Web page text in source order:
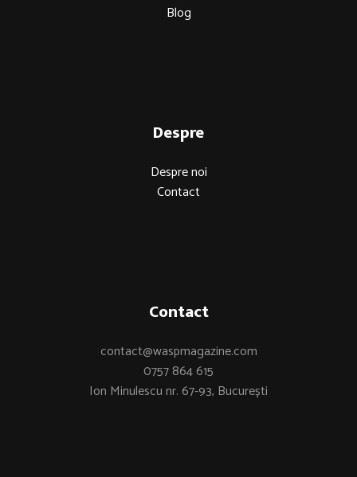
Blog
Despre
Despre noi
Contact
Contact
contact@waspmagazine.com
0757 864 615
Ion Minulescu nr. 67-93, București